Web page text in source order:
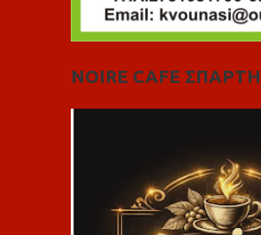
NOIRE CAFE ΣΠΑΡΤΗ